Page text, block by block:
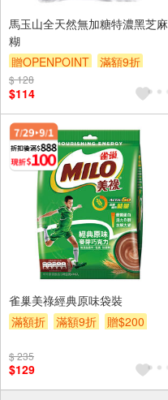
馬玉山全天然無加糖特濃黑芝麻
糊
贈OPENPOINT
滿額9折
贈$200
$ 128
$114
雀巢美祿經典原味袋裝
滿額折
滿額9折 贈$200
$ 235
$129